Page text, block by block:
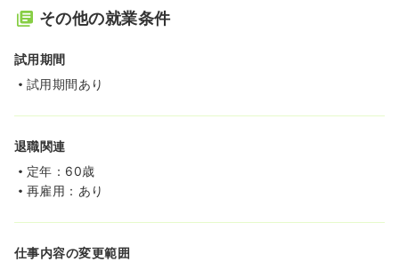
その他の就業条件
試用期間
試用期間あり
退職関連
定年：60歳
再雇用：あり
仕事内容の変更範囲